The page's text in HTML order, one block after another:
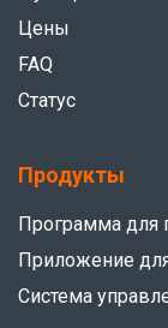
Цены
FAQ
Статус
Продукты
Программа для
Приложение
Система